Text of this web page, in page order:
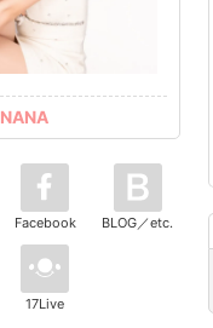
NANA
Facebook BLOG／etc.
17Live